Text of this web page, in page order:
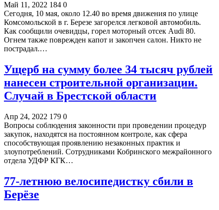
Май 11, 2022 184 0
Сегодня, 10 мая, около 12.40 во время движения по улице
Комсомольской в г. Березе загорелся легковой автомобиль.
Как сообщили очевидцы, горел моторный отсек Audi 80.
Огнем также поврежден капот и закопчен салон. Никто не
пострадал.…
Ущерб на сумму более 34 тысяч рублей
нанесен строительной организации.
Случай в Брестской области
Апр 24, 2022 179 0
Вопросы соблюдения законности при проведении процедур
закупок, находятся на постоянном контроле, как сфера
способствующая проявлению незаконных практик и
злоупотреблений. Сотрудниками Кобринского межрайонного
отдела УДФР КГК…
77-летнюю велосипедистку сбили в
Берёзе